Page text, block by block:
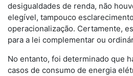
desigualdades de renda, não
elegível, tampouco
operacionalização. Certamente,
para a lei complementar ou
No entanto, foi determinado que
casos de consumo de energia